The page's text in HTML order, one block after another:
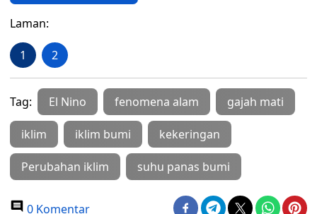
Laman:
1 2
Tag: El Nino fenomena alam gajah mati
iklim iklim bumi kekeringan
Perubahan iklim suhu panas bumi
0 Komentar